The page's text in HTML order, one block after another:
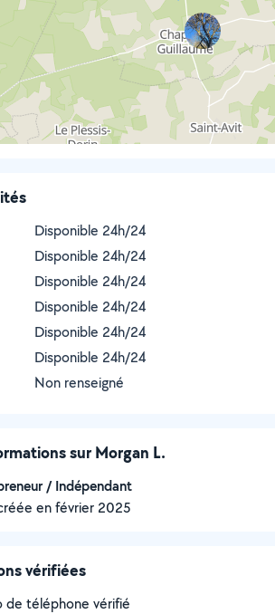
Disponible 24h/24
Disponible 24h/24
Disponible 24h/24
Disponible 24h/24
Disponible 24h/24
Disponible 24h/24
Non renseigné
sur Morgan L.
/ Indépendant
enfévrier 2025
vérifiées
de téléphone vérifié